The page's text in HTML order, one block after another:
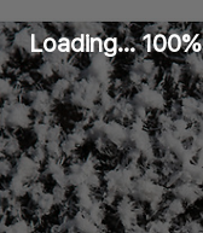
Loading... 100%